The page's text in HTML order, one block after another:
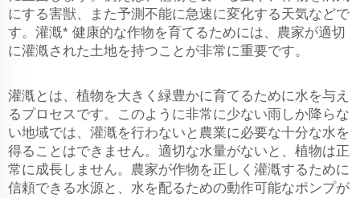
にする害獣、また予測不能に急速に変化する天気などで
す。灌漑* 健康的な作物を育てるためには、農家が適切
に灌漑された土地を持つことが非常に重要です。
灌漑とは、植物を大きく緑豊かに育てるために水を与え
るプロセスです。このように非常に少ない雨しか降らな
い地域では、灌漑を行わないと農業に必要な十分な水を
得ることはできません。適切な水量がないと、植物は正
常に成長しません。農家が作物を正しく灌漑するために
信頼できる水源と、水を配るための動作可能なポンプが